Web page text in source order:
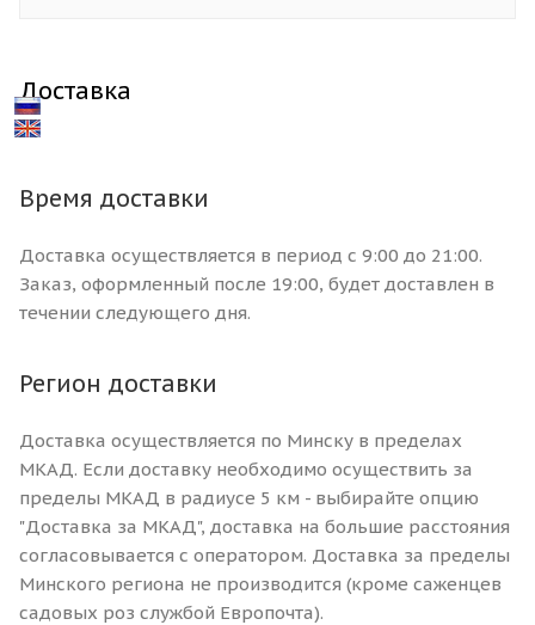
Доставка
Время доставки
Доставка осуществляется в период с 9:00 до 21:00.
Заказ, оформленный после 19:00, будет доставлен в
течении следующего дня.
Регион доставки
Доставка осуществляется по Минску в пределах
МКАД. Если доставку необходимо осуществить за
пределы МКАД в радиусе 5 км - выбирайте опцию
"Доставка за МКАД", доставка на большие расстояния
согласовывается с оператором. Доставка за пределы
Минского региона не производится (кроме саженцев
садовых роз службой Европочта).